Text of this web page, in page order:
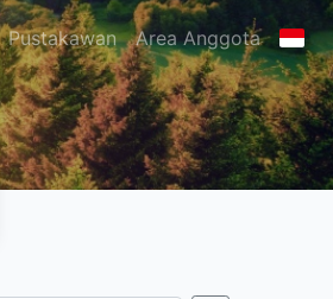
Pustakawan Area Anggota